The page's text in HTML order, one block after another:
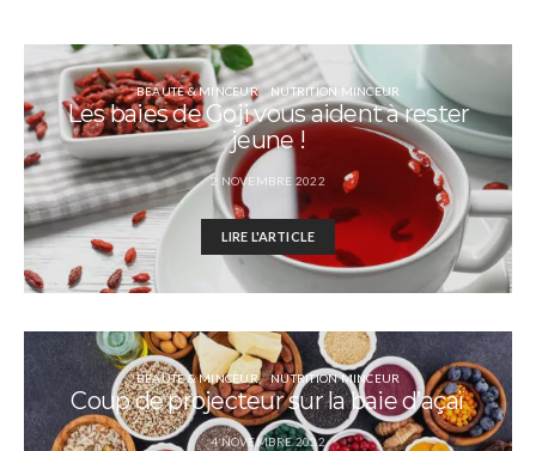
BEAUTÉ & MINCEUR NUTRITION MINCEUR
Les baies de Goji vous aident à rester
jeune !
2 NOVEMBRE 2022
LIRE L'ARTICLE
BEAUTÉ & MINCEUR NUTRITION MINCEUR
Coup de projecteur sur la baie d’açaï
4 NOVEMBRE 2022